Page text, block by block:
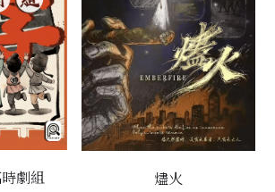
劇組 燼火